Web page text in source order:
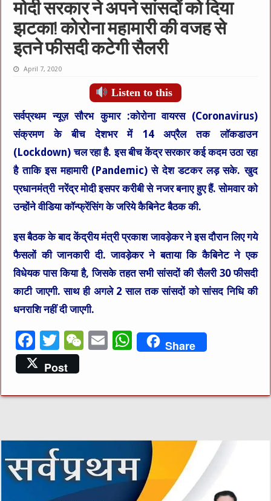
मोदी सरकार ने अपने सांसदों को दिया
झटका! कोरोना महामारी की वजह से
इतने फीसदी कटेगी सैलरी
April 7, 2020
Listen to this
सर्वप्रथम न्यूज़ सौरभ कुमार :कोरोना वायरस (Coronavirus)
संक्रमण के बीच देशभर में 14 अप्रैल तक लॉकडाउन
(Lockdown) चल रहा है. इस बीच केंद्र सरकार कई कदम उठा रहा
है ताकि इस महामारी (Pandemic) से देश डटकर लड़ सके. खुद
प्रधानमंत्री नरेंद्र मोदी इसपर करीबी से नजर बनाए हुए हैं. सोमवार को
उन्होंने वीडिया कॉन्फ्रेंसिंग के जरिये कैबिनेट बैठक की.
इस बैठक के बाद केंद्रीय मंत्री प्रकाश जावड़ेकर ने इस दौरान लिए गये
फैसलों की जानकारी दी. जावड़ेकर ने बताया कि कैबिनेट ने एक
विधेयक पास किया है, जिसके तहत सभी सांसदों की सैलरी 30 फीसदी
काटी जाएगी. साथ ही अगले 2 साल तक सांसदों को सांसद निधि की
धनराशि नहीं दी जाएगी.
F
a
c
e
o
o
k
T
w
it
te
W
h
E
l
W
h
s
p
p
Share
Post